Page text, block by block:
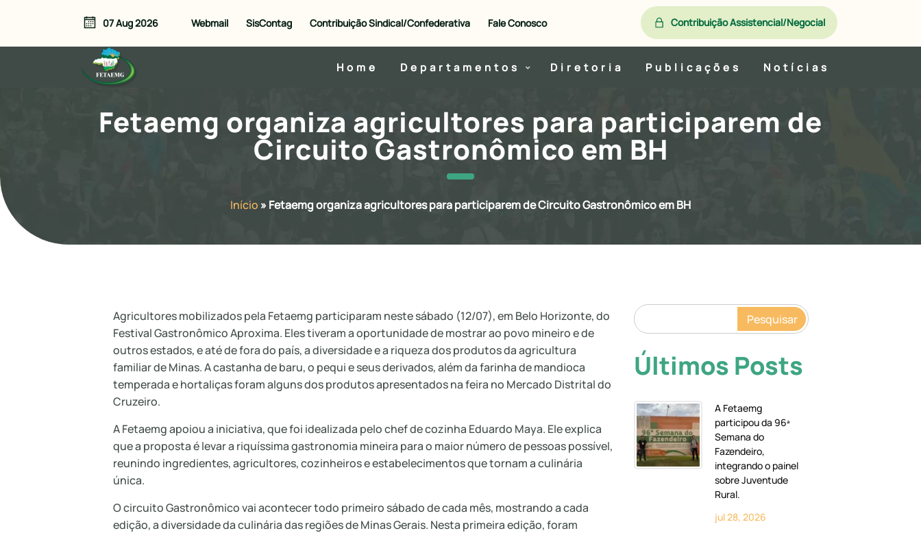
07 Aug 2026 Webmail SisContag Contribuição Sindical/Confederativa Fale Conosco Contribuição Assistencial/Negocial
Home Departamentos Diretoria Publicações Notícias
Fetaemg organiza agricultores para participarem de
Circuito Gastronômico em BH
Início » Fetaemg organiza agricultores para participarem de Circuito Gastronômico em BH
Agricultores mobilizados pela Fetaemg participaram neste sábado (12/07), em Belo Horizonte, do
Festival Gastronômico Aproxima. Eles tiveram a oportunidade de mostrar ao povo mineiro e de
outros estados, e até de fora do país, a diversidade e a riqueza dos produtos da agricultura
familiar de Minas. A castanha de baru, o pequi e seus derivados, além da farinha de mandioca
temperada e hortaliças foram alguns dos produtos apresentados na feira no Mercado Distrital do
Cruzeiro.
A Fetaemg apoiou a iniciativa, que foi idealizada pelo chef de cozinha Eduardo Maya. Ele explica
que a proposta é levar a riquíssima gastronomia mineira para o maior número de pessoas possível,
reunindo ingredientes, agricultores, cozinheiros e estabelecimentos que tornam a culinária
única.
O circuito Gastronômico vai acontecer todo primeiro sábado de cada mês, mostrando a cada
edição, a diversidade da culinária das regiões de Minas Gerais. Nesta primeira edição, foram
Pesquisar
Últimos Posts
A Fetaemg
participou da 96ª
Semana do
Fazendeiro,
integrando o painel
sobre Juventude
Rural.
jul 28, 2026